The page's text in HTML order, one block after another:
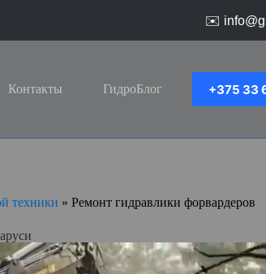
✉️
Контакты ГидроБлог +375 33
техники »Ремонт гидравлики форвардеров